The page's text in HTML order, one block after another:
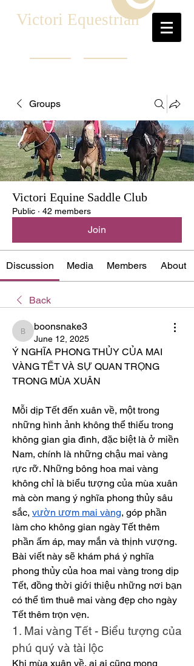
Victori Equestrian
Groups
Victori Equine Saddle Club
Public · 42 members
Join
Discussion Media Members About
Back
boonsnake3
boonsnake3
June 12, 2025
Ý NGHĨA PHONG THỦY CỦA MAI
VÀNG TẾT VÀ SỰ QUAN TRỌNG
TRONG MÙA XUÂN
Mỗi dịp Tết đến xuân về, một trong
những hình ảnh không thể thiếu trong
không gian gia đình, đặc biệt là ở miền
Nam, chính là những chậu mai vàng
rực rỡ. Những bông hoa mai vàng
không chỉ là biểu tượng của mùa xuân
mà còn mang ý nghĩa phong thủy sâu
sắc, vườn ươm mai vàng, góp phần
làm cho không gian ngày Tết thêm
phần ấm áp, may mắn và thịnh vượng.
Bài viết này sẽ khám phá ý nghĩa
phong thủy của hoa mai vàng trong dịp
Tết, đồng thời giới thiệu những nơi bạn
có thể tìm thuê mai vàng đẹp cho ngày
Tết thêm trọn vẹn.
1. Mai vàng Tết - Biểu tượng của
phú quý và tài lộc
Khi mùa xuân về, ai ai cũng mong